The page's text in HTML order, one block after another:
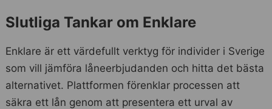
Slutliga Tankar om Enklare
Enklare är ett värdefullt verktyg för individer i Sverige
som vill jämföra låneerbjudanden och hitta det bästa
alternativet. Plattformen förenklar processen att
säkra ett lån genom att presentera ett urval av